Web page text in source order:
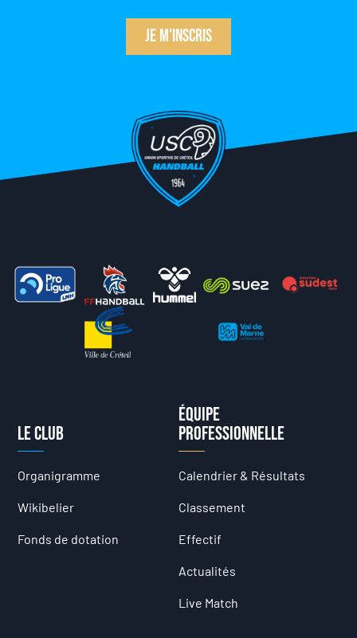
Je m'inscris
Le club
Organigramme
Wikibelier
Fonds de dotation
Équipe
professionnelle
Calendrier & Résultats
Classement
Effectif
Actualités
Live Match